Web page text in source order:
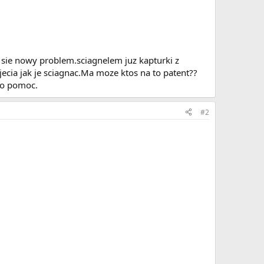
nowy problem.sciagnelem juz kapturki z
jak je sciagnac.Ma moze ktos na to patent??
pomoc.
#2